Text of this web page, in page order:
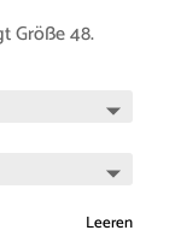
Größe 48.
Leeren